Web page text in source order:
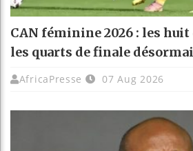
CAN féminine 2026 : les
les quarts de finale
AfricaPresse 07 Aug 2026